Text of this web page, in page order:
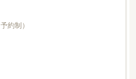
約制）